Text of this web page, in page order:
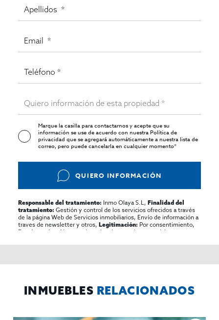
Marque la casilla para contactarnos y acepte que su
información se use de acuerdo con nuestraPolítica de
privacidadque se agregará automáticamente a nuestra lista de
correo, pero puede cancelarla en cualquier momento*
QUIERO INFORMACIÓN
Responsable del tratamiento: Inmo Olaya S.L,Finalidad del
tratamiento: Gestión y control de los servicios ofrecidos a través
de la página Web de Servicios inmobiliarios, Envío de información a
traves de newsletter y otros,Legitimación: Por consentimiento,
Destinatarios:
No se cederan los datos, salvo para elaborar
rectificar y suprimir los datos, solicitar la portabilidad de los
INMUEBLES RELACIONADOS